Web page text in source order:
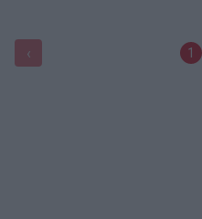
‹ 1